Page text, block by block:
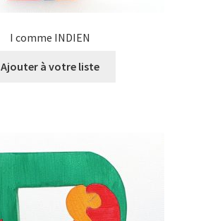
I comme INDIEN
Ajouter à votre liste